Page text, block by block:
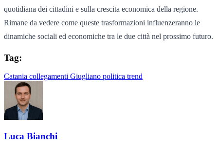
quotidiana dei cittadini e sulla crescita economica della regione.
Rimane da vedere come queste trasformazioni influenzeranno le
dinamiche sociali ed economiche tra le due città nel prossimo futuro.
Tag:
Catania collegamenti Giugliano politica trend
Luca Bianchi